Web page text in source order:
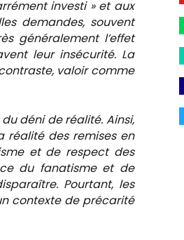
investi » et aux
demandes, souvent
généralement l’effet
leur insécurité. La
valoir comme
déni de réalité. Ainsi,
réalité des remises en
et de respect des
du fanatisme et de
Pourtant, les
contexte de précarité